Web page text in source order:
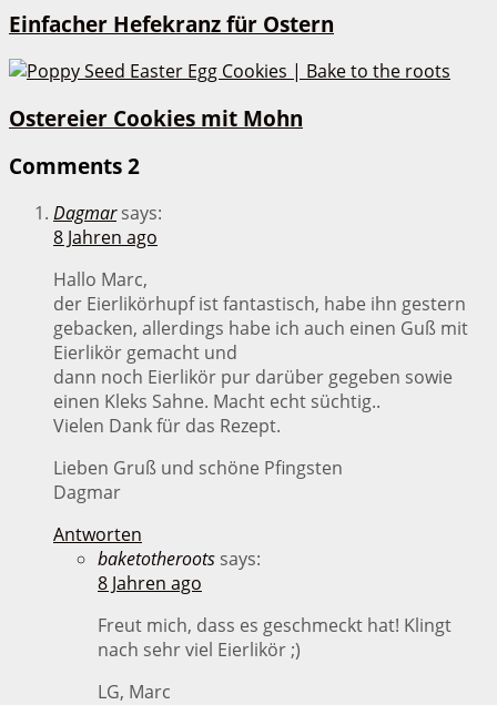
Einfacher Hefekranz für Ostern
Ostereier Cookies mit Mohn
Comments 2
Dagmar says:
8 Jahren ago
Hallo Marc,
der Eierlikörhupf ist fantastisch, habe ihn gestern
gebacken, allerdings habe ich auch einen Guß mit
Eierlikör gemacht und
dann noch Eierlikör pur darüber gegeben sowie
einen Kleks Sahne. Macht echt süchtig..
Vielen Dank für das Rezept.
Lieben Gruß und schöne Pfingsten
Dagmar
Antworten
baketotheroots says:
8 Jahren ago
Freut mich, dass es geschmeckt hat! Klingt
nach sehr viel Eierlikör ;)
LG, Marc